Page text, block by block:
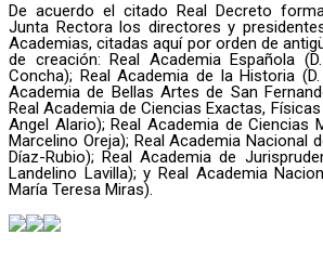
De acuerdo el citado Real Decreto
Junta Rectora los directores y
Academias, citadas aquí por orden de
de creación: Real Academia Española
Concha); Real Academia de la Historia
Academia de Bellas Artes de San
Real Academia de Ciencias Exactas,
Angel Alario); Real Academia de Ciencias
Marcelino Oreja); Real Academia Nacional
Díaz-Rubio); Real Academia de
Landelino Lavilla); y Real Academia
María Teresa Miras).